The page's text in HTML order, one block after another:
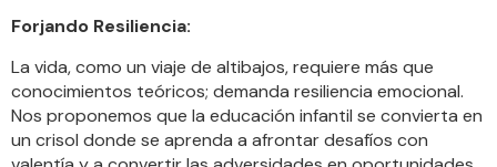
Forjando Resiliencia:
La vida, como un viaje de altibajos, requiere más que
conocimientos teóricos; demanda resiliencia emocional.
Nos proponemos que la educación infantil se convierta en
un crisol donde se aprenda a afrontar desafíos con